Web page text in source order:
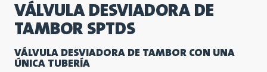
VÁLVULA DESVIADORA DE
TAMBOR SPTDS
VÁLVULA DESVIADORA DE TAMBOR CON UNA
ÚNICA TUBERÍA